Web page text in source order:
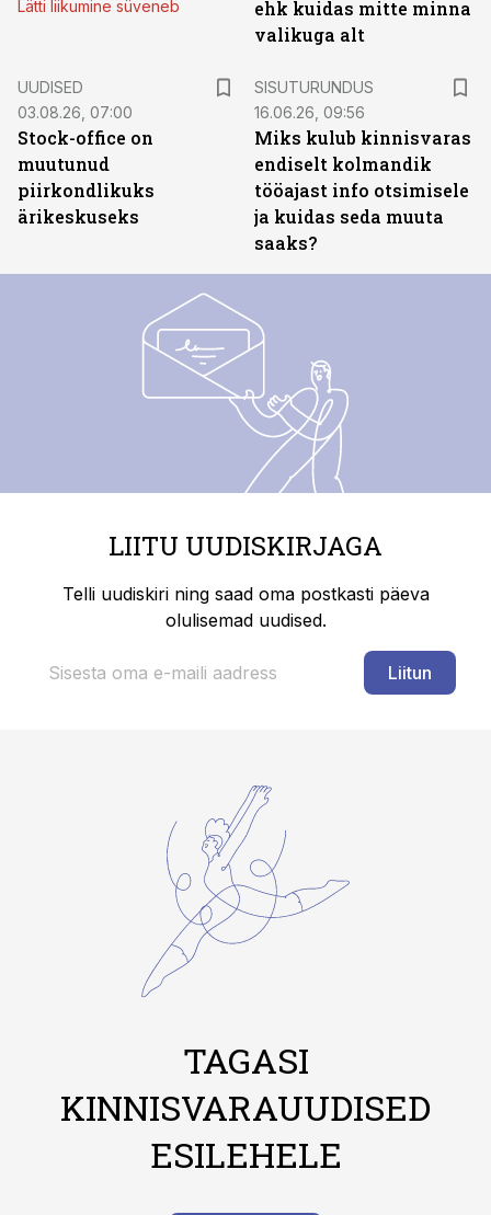
Lätti liikumine süveneb
ehk kuidas mitte minna
valikuga alt
UUDISED
03.08.26, 07:00
Stock-office on
muutunud
piirkondlikuks
ärikeskuseks
SISUTURUNDUS
16.06.26, 09:56
Miks kulub kinnisvaras
endiselt kolmandik
tööajast info otsimisele
ja kuidas seda muuta
saaks?
LIITU UUDISKIRJAGA
Telli uudiskiri ning saad oma postkasti päeva
olulisemad uudised.
Liitun
TAGASI
KINNISVARAUUDISED
ESILEHELE